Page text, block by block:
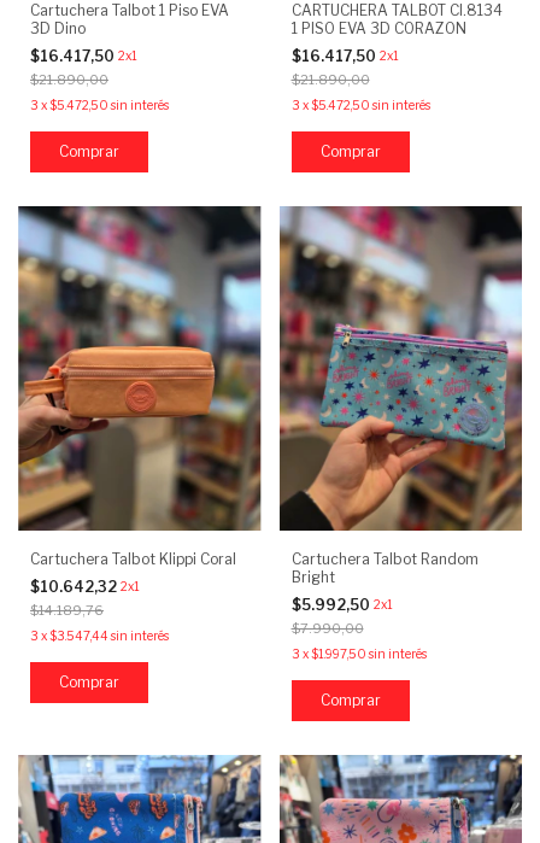
Cartuchera Talbot 1 Piso EVA
3D Dino
$16.417,50 2x1
$21.890,00
3 x$5.472,50 sin interés
CARTUCHERA TALBOT CI.8134
1 PISO EVA 3D CORAZON
$16.417,50 2x1
$21.890,00
3 x$5.472,50 sin interés
Cartuchera Talbot Klippi Coral
$10.642,32 2x1
$14.189,76
3 x$3.547,44 sin interés
Cartuchera Talbot Random
Bright
$5.992,50 2x1
$7.990,00
3 x$1.997,50 sin interés